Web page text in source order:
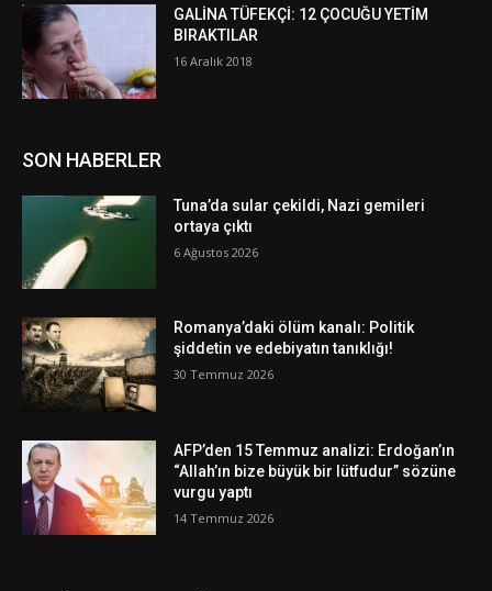
GALİNA TÜFEKÇİ: 12 ÇOCUĞU YETİM
BIRAKTILAR
16 Aralık 2018
SON HABERLER
Tuna’da sular çekildi, Nazi gemileri
ortaya çıktı
6 Ağustos 2026
Romanya’daki ölüm kanalı: Politik
şiddetin ve edebiyatın tanıklığı!
30 Temmuz 2026
AFP’den 15 Temmuz analizi: Erdoğan’ın
“Allah’ın bize büyük bir lütfudur” sözüne
vurgu yaptı
14 Temmuz 2026